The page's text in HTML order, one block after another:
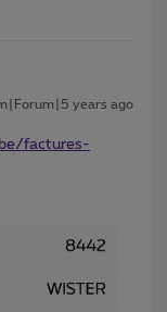
years ago
factures-